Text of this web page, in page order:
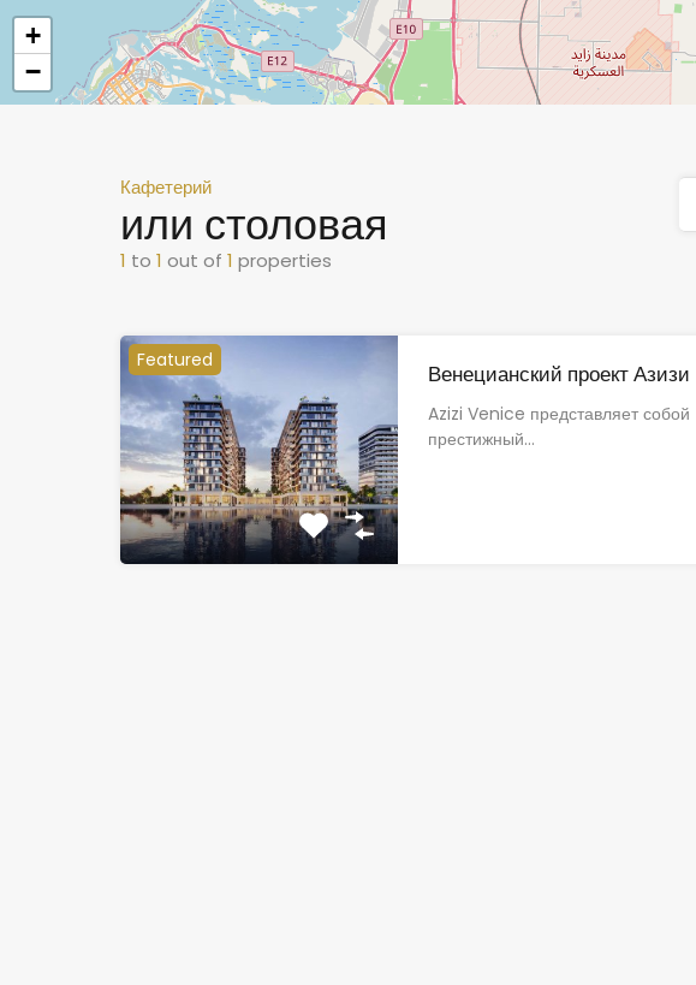
+
−
Кафетерий
или столовая
1 to 1 out of 1 properties
Featured Венецианский проект Азизи
Azizi Venice представляет собой
престижный…